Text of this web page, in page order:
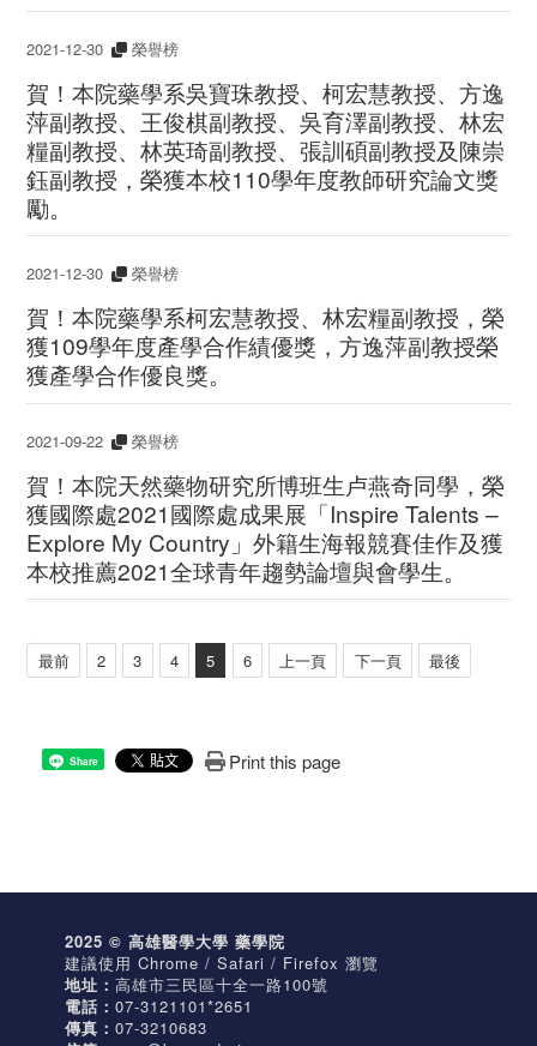
2021-12-30 榮譽榜
賀！本院藥學系吳寶珠教授、柯宏慧教授、方逸
萍副教授、王俊棋副教授、吳育澤副教授、林宏
糧副教授、林英琦副教授、張訓碩副教授及陳崇
鈺副教授，榮獲本校110學年度教師研究論文獎
勵。
2021-12-30 榮譽榜
賀！本院藥學系柯宏慧教授、林宏糧副教授，榮
獲109學年度產學合作績優獎，方逸萍副教授榮
獲產學合作優良獎。
2021-09-22 榮譽榜
賀！本院天然藥物研究所博班生卢燕奇同學，榮
獲國際處2021國際處成果展「Inspire Talents –
Explore My Country」外籍生海報競賽佳作及獲
本校推薦2021全球青年趨勢論壇與會學生。
最前 2 3 4 5 6 上一頁 下一頁 最後
Share Print this page
2025 © 高雄醫學大學 藥學院
建議使用 Chrome / Safari / Firefox 瀏覽
地址： 高雄市三民區十全一路100號
電話： 07-3121101*2651
傳真： 07-3210683